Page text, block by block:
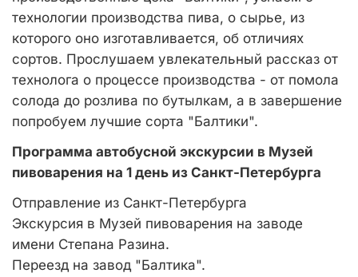
технологии производства пива, о сырье, из
которого оно изготавливается, об отличиях
сортов. Прослушаем увлекательный рассказ от
технолога о процессе производства - от помола
солода до розлива по бутылкам, а в завершение
попробуем лучшие сорта "Балтики".
Программа автобусной экскурсии в Музей
пивоварения на 1 день из Санкт-Петербурга
Отправление из Санкт-Петербурга
Экскурсия в Музей пивоварения на заводе
имени Степана Разина.
Переезд на завод "Балтика".